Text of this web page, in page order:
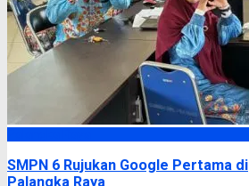
SMPN 6 Rujukan Google Pertama di
Palangka Raya